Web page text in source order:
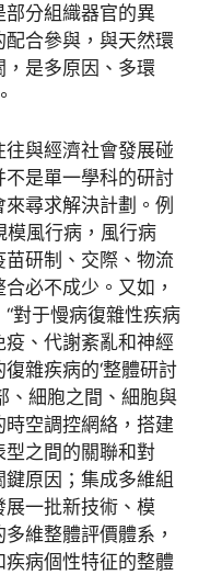
分組織器官的異
合參與，與天然環
是多原因、多環
與經濟社會發展碰
是單一學科的研討
尋求解決計劃。例
模風行病，風行病
研制、交際、物流
必不成少。又如，
對于慢病復雜性疾病
、代謝紊亂和神經
雜疾病的‘整體研討
、細胞之間、細胞與
空調控網絡，搭建
之間的關聯和對
原因；集成多維組
一批新技術、模
維整體評價體系，
病個性特征的整體